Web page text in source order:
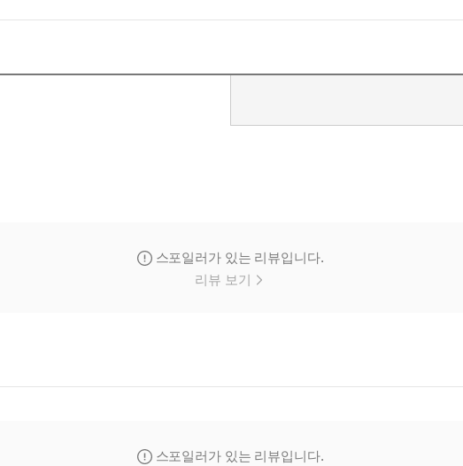
스포일러가 있는 리뷰입니다.
리뷰 보기
스포일러가 있는 리뷰입니다.